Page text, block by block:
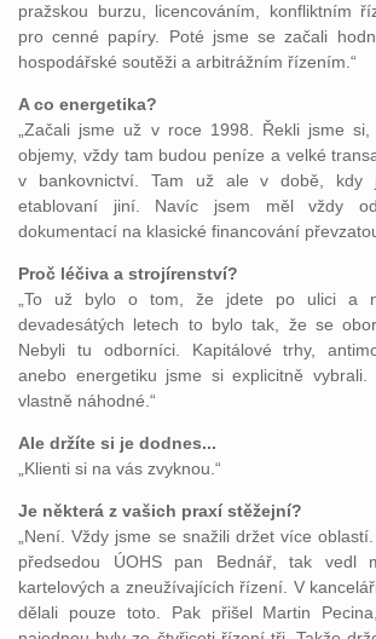
pražskou burzu, licencováním, konfliktním
pro cenné papíry. Poté jsme se začali
hospodářské soutěži a arbitrážním řízením.“
A co energetika?
„Začali jsme už v roce 1998. Řekli jsme
objemy, vždy tam budou peníze a velké
v bankovnictví. Tam už ale v době, kdy
etablovaní jiní. Navíc jsem měl vždy
dokumentací na klasické financování
Proč léčiva a strojírenství?
„To už bylo o tom, že jdete po ulici a
devadesátých letech to bylo tak, že se
Nebyli tu odborníci. Kapitálové trhy,
anebo energetiku jsme si explicitně
vlastně náhodné.“
Ale držíte si je dodnes...
„Klienti si na vás zvyknou.“
Je některá z vašich praxí stěžejní?
„Není. Vždy jsme se snažili držet více
předsedou ÚOHS pan Bednář, tak vedl
kartelových a zneužívajících řízení. V
dělali pouze toto. Pak přišel Martin